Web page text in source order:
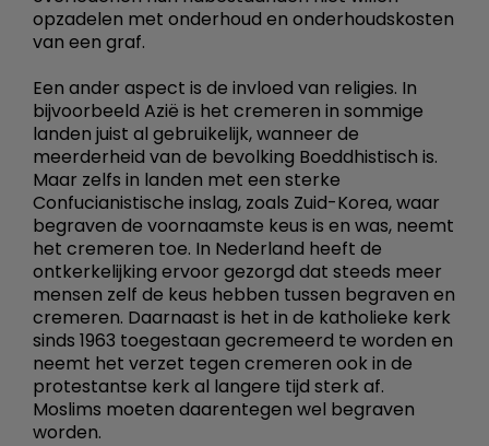
opzadelen met onderhoud en onderhoudskosten
van een graf.
Een ander aspect is de invloed van religies. In
bijvoorbeeld Azië is het cremeren in sommige
landen juist al gebruikelijk, wanneer de
meerderheid van de bevolking Boeddhistisch is.
Maar zelfs in landen met een sterke
Confucianistische inslag, zoals Zuid-Korea, waar
begraven de voornaamste keus is en was, neemt
het cremeren toe. In Nederland heeft de
ontkerkelijking ervoor gezorgd dat steeds meer
mensen zelf de keus hebben tussen begraven en
cremeren. Daarnaast is het in de katholieke kerk
sinds 1963 toegestaan gecremeerd te worden en
neemt het verzet tegen cremeren ook in de
protestantse kerk al langere tijd sterk af.
Moslims moeten daarentegen wel begraven
worden.